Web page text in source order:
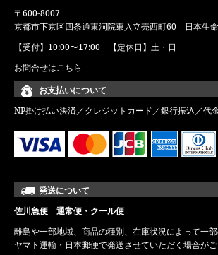
〒600-8007
京都市下京区四条通東洞院東入立売西町60 日本生
【受付】10:00〜17:00 【定休日】土・日
お問合せはこちら
お支払いについて
NP掛け払い決済／クレジットカード／銀行振込／代
発送について
佐川急便 通常便・クール便
離島や一部地域、商品の種別、在庫状況によって一部
ヤマト運輸・日本郵便で発送させていただく場合が